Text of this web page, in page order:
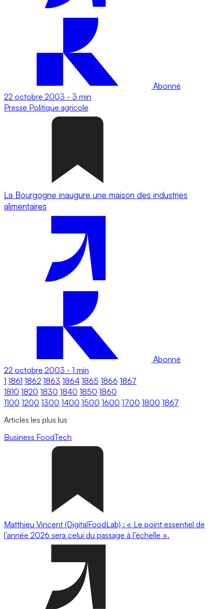
Abonné
22 octobre 2003 - 3 min
Presse Politique agricole
La Bourgogne inaugure une maison des industries
alimentaires
Abonné
22 octobre 2003 - 1 min
1 1861 1862 1863 1864 1865 1866 1867
1810 1820 1830 1840 1850 1860
1100 1200 1300 1400 1500 1600 1700 1800 1867
Articles les plus lus
Business FoodTech
Matthieu Vincent (DigitalFoodLab) : « Le point essentiel de
l’année 2026 sera celui du passage à l’échelle ».